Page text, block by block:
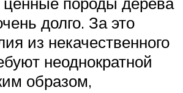
долго. За это
из некачественного
неоднократной
образом,